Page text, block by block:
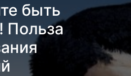
быть
Польза